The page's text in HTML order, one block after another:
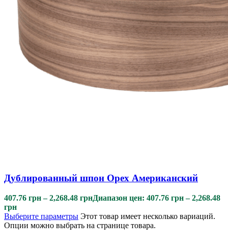
Дублированный шпон Орех Американский
407.76 грн – 2,268.48 грнДиапазон цен: 407.76 грн – 2,268.48
грн
Выберите параметры Этот товар имеет несколько вариаций.
Опции можно выбрать на странице товара.